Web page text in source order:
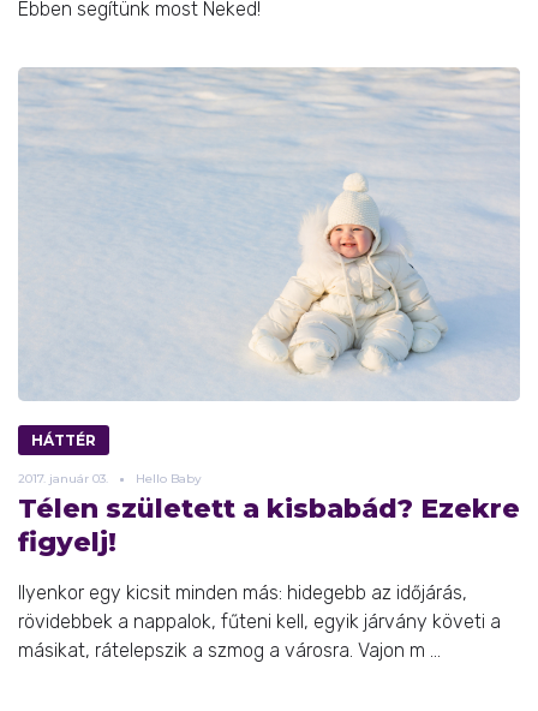
Ebben segítünk most Neked!
HÁTTÉR
2017. január 03. Hello Baby
Télen született a kisbabád? Ezekre
figyelj!
Ilyenkor egy kicsit minden más: hidegebb az időjárás,
rövidebbek a nappalok, fűteni kell, egyik járvány követi a
másikat, rátelepszik a szmog a városra. Vajon m ...